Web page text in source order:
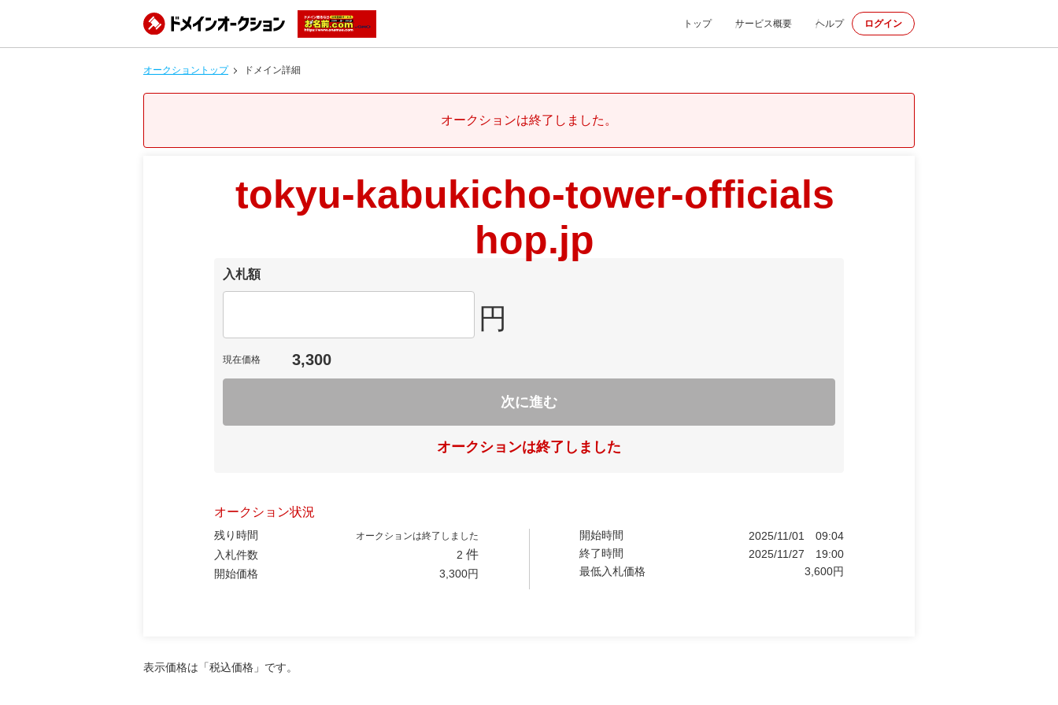
トップ サービス概要 ヘルプ ログイン
オークショントップ ドメイン詳細
オークションは終了しました。
tokyu-kabukicho-tower-officials
hop.jp
入札額
円
現在価格 3,300
次に進む
オークションは終了しました
オークション状況
残り時間 オークションは終了しました
入札件数 2 件
開始価格 3,300円
開始時間 2025/11/01
09:04
終了時間
2025/11/27
19:00
最低入札価格
3,600円
表示価格は「税込価格」です。